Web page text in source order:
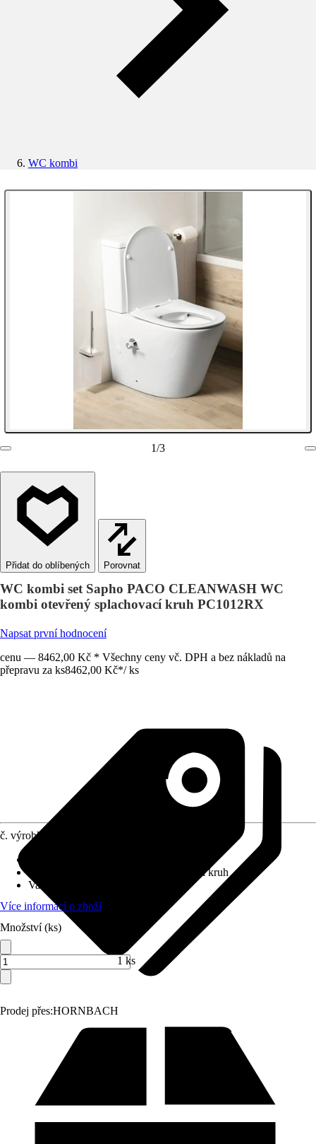
WC kombi
1/3
Porovnat
WC kombi set Sapho PACO CLEANWASH WC
kombi otevřený splachovací kruh PC1012RX
Napsat první hodnocení
cenu — 8462,00 Kč * Všechny ceny vč. DPH a bez nákladů na
přepravu za ks8462,00 Kč*/ ks
Prodej přes:HORNBACH
č. výrobku
otevřený splachovací kruh
Varianta
Více informací o zboží
Množství (ks)
1 ks